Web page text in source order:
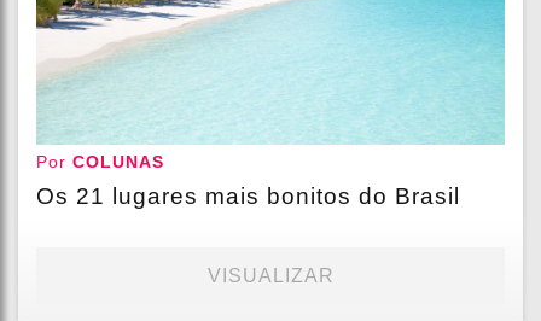
Por COLUNAS
Os 21 lugares mais bonitos do Brasil
VISUALIZAR